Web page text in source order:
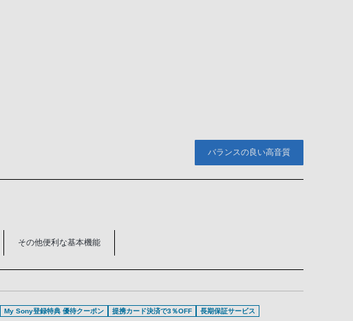
バランスの良い高音質
その他便利な基本機能
My Sony登録特典 優待クーポン 提携カード決済で3％OFF 長期保証サービス